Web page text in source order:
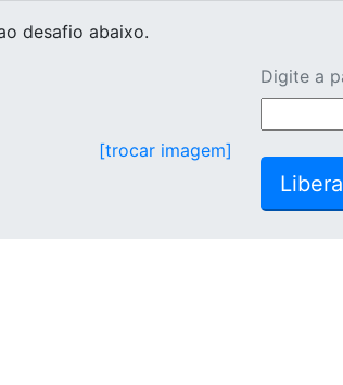
desafio abaixo.
[trocar imagem]
Digite a